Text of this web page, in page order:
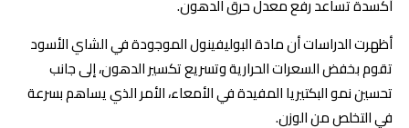
أكسدة تساعد رفع معدل حرق الدهون.
أظهرت الدراسات أن مادة البوليفينول الموجودة في الشاي الأسود
تقوم بخفض السعرات الحرارية وتسريع تكسير الدهون، إلى جانب
تحسين نمو البكتيريا المفيدة في الأمعاء، الأمر الذي يساهم بسرعة
في التخلص من الوزن.